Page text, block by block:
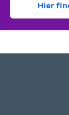
Hier